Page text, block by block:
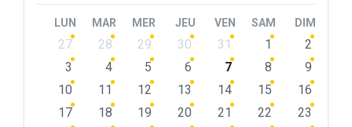
LUN MAR MER JEU VEN SAM DIM
Skip
calendar
27 28 29 30 31 1
2
3
4 5 6 7 8
9
10
11 12 13 14 15
16
17
18 19 20 21 22
23